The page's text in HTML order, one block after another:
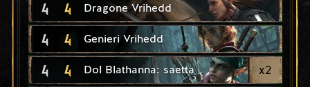
4 4 Dragone Vrihedd
4 4 Genieri Vrihedd
4 4 Dol Blathanna: saetta x2